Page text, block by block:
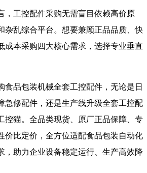
，工控配件采购无需盲目依赖高价原
杂乱综合平台。想要兼顾正品品质、快
成本采购四大核心需求，选择专业垂直
食品包装机械全套工控配件，无论是日
急修配件，还是生产线升级全套工控配
控猫。全品类现货、原厂正品保障、专
价比定价，全方位适配食品包装自动化
，助力企业设备稳定运行、生产高效降